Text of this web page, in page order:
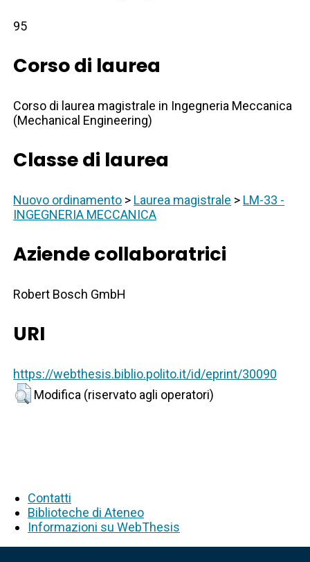
95
Corso di laurea
Corso di laurea magistrale in Ingegneria Meccanica
(Mechanical Engineering)
Classe di laurea
Nuovo ordinamento > Laurea magistrale > LM-33 -
INGEGNERIA MECCANICA
Aziende collaboratrici
Robert Bosch GmbH
URI
https://webthesis.biblio.polito.it/id/eprint/30090
Modifica (riservato agli operatori)
Contatti
Biblioteche di Ateneo
Informazioni su WebThesis